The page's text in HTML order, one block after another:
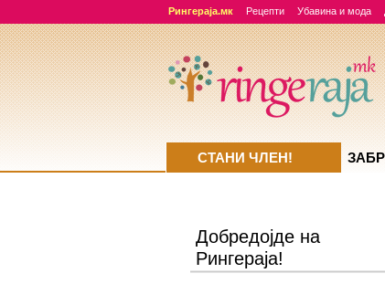
Рингераја.мк Рецепти Убавина и мода
Добредојде на
Рингераја!
СТАНИ ЧЛЕН!